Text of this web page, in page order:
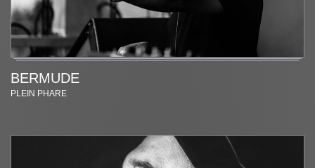
BERMUDE
PLEIN PHARE